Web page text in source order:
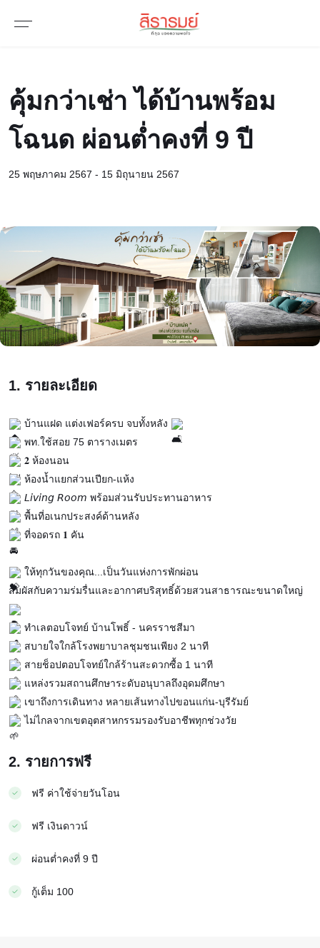
คุ้มกว่าเช่า ได้บ้านพร้อม
โฉนด ผ่อนต่ำคงที่ 9 ปี
25 พฤษภาคม 2567 - 15 มิถุนายน 2567
1. รายละเอียด
บ้านแฝด แต่งเฟอร์ครบ จบทั้งหลัง
พท.ใช้สอย 75 ตารางเมตร
𝟐 ห้องนอน
ห้องน้ำแยกส่วนเปียก-แห้ง
𝘓𝘪𝘷𝘪𝘯𝘨 𝘙𝘰𝘰𝘮 พร้อมส่วนรับประทานอาหาร
พื้นที่อเนกประสงค์ด้านหลัง
ที่จอดรถ 𝟏 คัน
ให้ทุกวันของคุณ...เป็นวันแห่งการพักผ่อน
สัมผัสกับความร่มรื่นและอากาศบริสุทธิ์ด้วยสวนสาธารณะขนาดใหญ่
ทำเลตอบโจทย์ บ้านโพธิ์ - นครราชสีมา
สบายใจใกล้โรงพยาบาลชุมชนเพียง 2 นาที
สายช็อปตอบโจทย์ใกล้ร้านสะดวกซื้อ 1 นาที
แหล่งรวมสถานศึกษาระดับอนุบาลถึงอุดมศึกษา
เขาถึงการเดินทาง หลายเส้นทางไปขอนแก่น-บุรีรัมย์
ไม่ไกลจากเขตอุตสาหกรรมรองรับอาชีพทุกช่วงวัย
2. รายการฟรี
ฟรี ค่าใช้จ่ายวันโอน
ฟรี เงินดาวน์
ผ่อนต่ำคงที่ 9 ปี
กู้เต็ม 100